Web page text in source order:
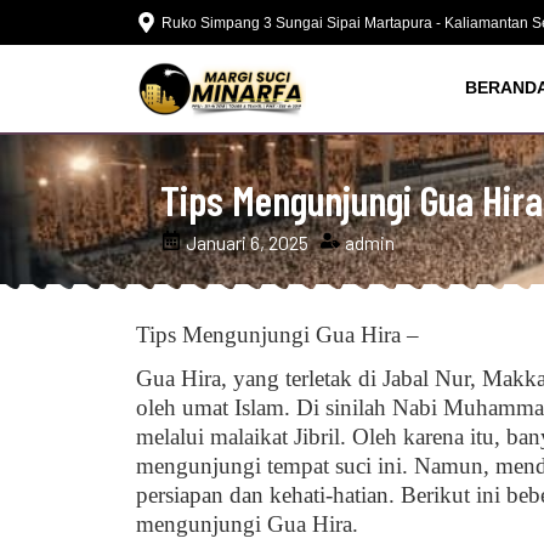
Ruko Simpang 3 Sungai Sipai Martapura - Kaliamantan
Tips Mengunjungi Gua Hira
Januari 6, 2025 admin
Tips Mengunjungi Gua Hira –
Gua Hira, yang terletak di Jabal Nur,
oleh umat Islam. Di sinilah Nabi
melalui malaikat Jibril. Oleh karena itu,
mengunjungi tempat suci ini. Namun,
persiapan dan kehati-hatian. Berikut ini
mengunjungi Gua Hira.